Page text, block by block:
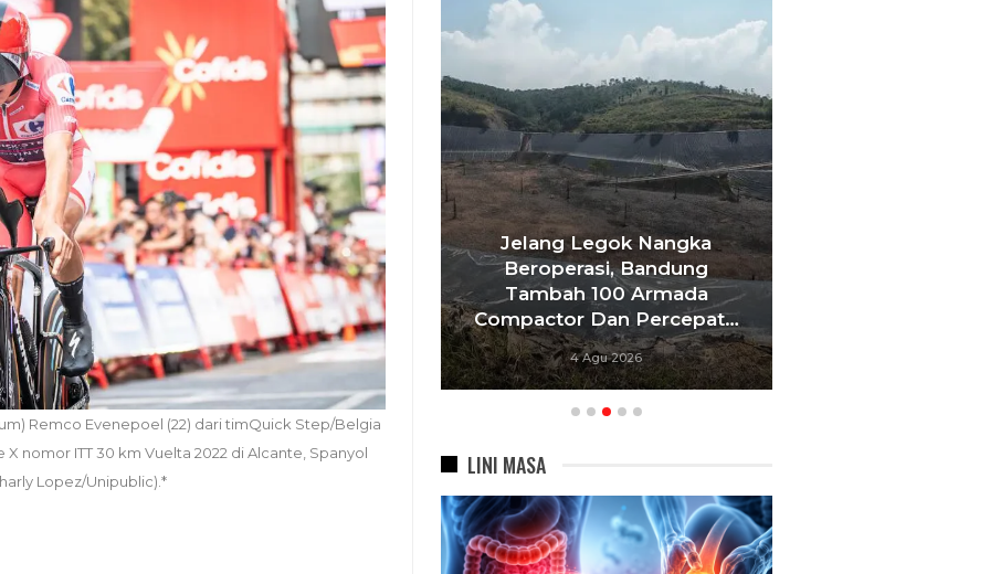
Remco Evenepoel (22) dari timQuick Step/Belgia
nomor ITT 30 km Vuelta 2022 di Alcante, Spanyol
Lopez/Unipublic).*
Satpol PP Bongkar 645
Bangunan Liar Di Bandung,
Penertiban Berlanjut Ke
Sejumlah…
4 Agu 2026
Jelang Legok Nangka
Beroperasi, Bandung
Tambah 100 Armada
Compactor Dan Percepat…
4 Agu 2026
LINI MASA